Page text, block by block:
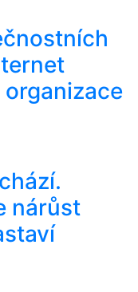
organizace
nárůst